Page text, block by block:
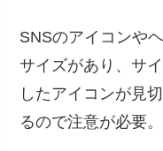
SNSのアイコンや
サイズがあり、サ
したアイコンが見
るので注意が必要。